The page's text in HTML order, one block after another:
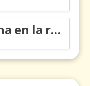
Ciencia colombiana en la revolución de los órganos en chips